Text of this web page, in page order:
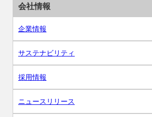
会社情報
企業情報
サステナビリティ
採用情報
ニュースリリース